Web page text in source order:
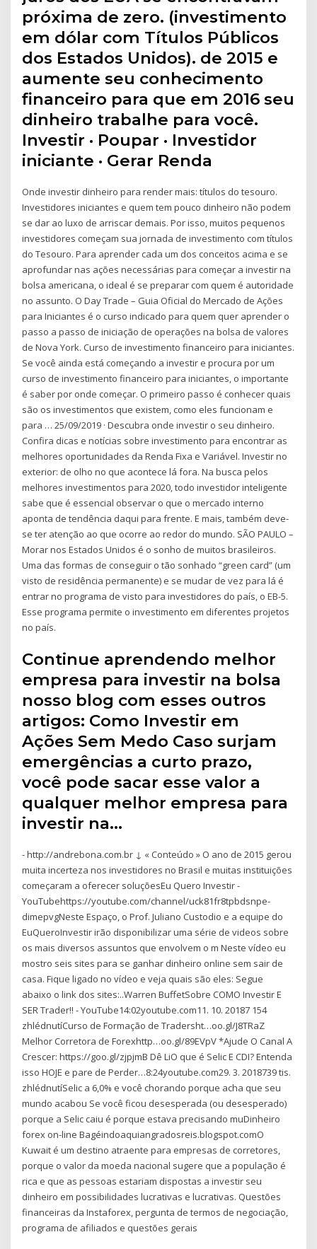
próxima de zero. (investimento
em dólar com Títulos Públicos
dos Estados Unidos). de 2015 e
aumente seu conhecimento
financeiro para que em 2016 seu
dinheiro trabalhe para você.
Investir · Poupar · Investidor
iniciante · Gerar Renda
Onde investir dinheiro para render mais: títulos do tesouro.
Investidores iniciantes e quem tem pouco dinheiro não podem
se dar ao luxo de arriscar demais. Por isso, muitos pequenos
investidores começam sua jornada de investimento com títulos
do Tesouro. Para aprender cada um dos conceitos acima e se
aprofundar nas ações necessárias para começar a investir na
bolsa americana, o ideal é se preparar com quem é autoridade
no assunto. O Day Trade – Guia Oficial do Mercado de Ações
para Iniciantes é o curso indicado para quem quer aprender o
passo a passo de iniciação de operações na bolsa de valores
de Nova York. Curso de investimento financeiro para iniciantes.
Se você ainda está começando a investir e procura por um
curso de investimento financeiro para iniciantes, o importante
é saber por onde começar. O primeiro passo é conhecer quais
são os investimentos que existem, como eles funcionam e
para … 25/09/2019 · Descubra onde investir o seu dinheiro.
Confira dicas e notícias sobre investimento para encontrar as
melhores oportunidades da Renda Fixa e Variável. Investir no
exterior: de olho no que acontece lá fora. Na busca pelos
melhores investimentos para 2020, todo investidor inteligente
sabe que é essencial observar o que o mercado interno
aponta de tendência daqui para frente. E mais, também deve-
se ter atenção ao que ocorre ao redor do mundo. SÃO PAULO –
Morar nos Estados Unidos é o sonho de muitos brasileiros.
Uma das formas de conseguir o tão sonhado “green card” (um
visto de residência permanente) e se mudar de vez para lá é
entrar no programa de visto para investidores do país, o EB-5.
Esse programa permite o investimento em diferentes projetos
no país.
Continue aprendendo melhor
empresa para investir na bolsa
nosso blog com esses outros
artigos: Como Investir em
Ações Sem Medo Caso surjam
emergências a curto prazo,
você pode sacar esse valor a
qualquer melhor empresa para
investir na…
- http://andrebona.com.br ↓ « Conteúdo » O ano de 2015 gerou
muita incerteza nos investidores no Brasil e muitas instituições
começaram a oferecer soluçõesEu Quero Investir -
YouTubehttps://youtube.com/channel/uck81fr8tpbdsnpe-
dimepvgNeste Espaço, o Prof. Juliano Custodio e a equipe do
EuQueroInvestir irão disponibilizar uma série de videos sobre
os mais diversos assuntos que envolvem o m Neste vídeo eu
mostro seis sites para se ganhar dinheiro online sem sair de
casa. Fique ligado no vídeo e veja quais são eles: Segue
abaixo o link dos sites:..Warren BuffetSobre COMO Investir E
SER Trader!! - YouTube14:02youtube.com11. 10. 20187 154
zhlédnutíCurso de Formação de Tradersht…oo.gl/J8TRaZ
Melhor Corretora de Forexhttp…oo.gl/89EVpV *Ajude O Canal A
Crescer: https://goo.gl/zjpjmB Dê LiO que é Selic E CDI? Entenda
isso HOJE e pare de Perder…8:24youtube.com29. 3. 2018739 tis.
zhlédnutíSelic a 6,0% e você chorando porque acha que seu
mundo acabou Se você ficou desesperada (ou desesperado)
porque a Selic caiu é porque estava precisando muDinheiro
forex on-line Bagéindoaquiangradosreis.blogspot.comO
Kuwait é um destino atraente para empresas de corretores,
porque o valor da moeda nacional sugere que a população é
rica e que as pessoas estariam dispostas a investir seu
dinheiro em possibilidades lucrativas e lucrativas. Questões
financeiras da Instaforex, pergunta de termos de negociação,
programa de afiliados e questões gerais